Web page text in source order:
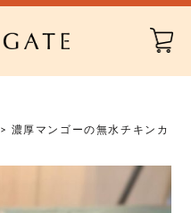
> 濃厚マンゴーの無水チキンカ